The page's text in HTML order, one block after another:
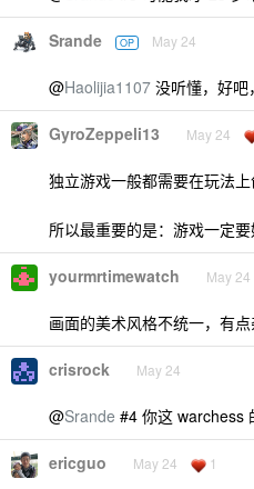
Srande OP May 24
@Haolijia1107 没听懂，好吧
GyroZeppeli13 May 24
独立游戏一般都需要在玩法
所以最重要的是：游戏一定要
yourmrtimewatch May 24
画面的美术风格不统一，有
crisrock May 24
@Srande #4 你这 warchess
ericguo May 24 1